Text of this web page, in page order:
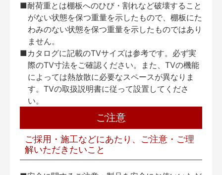
■耐荷重とは棚板へのひび・割れなど破壊すること
がない状態を保つ重量を示したもので、棚板にた
わみのない状態を保つ重量を示したものではあり
ません。
■カタログに記載のTVサイズは参考です。必ず実
際のTV寸法をご確認ください。また、TVの機能
によっては熱放散に必要なスペースが異なりま
す。TVの取扱説明書に従って設置してくださ
い。
ご注意
ご採用・施工などにあたり、ご注意・ご理
解いただきたいこと